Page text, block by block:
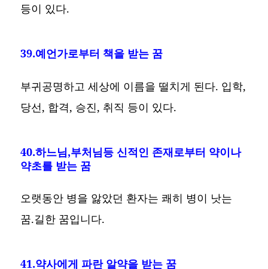
등이 있다.
39.예언가로부터 책을 받는 꿈
부귀공명하고 세상에 이름을 떨치게 된다. 입학,
당선, 합격, 승진, 취직 등이 있다.
40.하느님,부처님등 신적인 존재로부터 약이나
약초를 받는 꿈
오랫동안 병을 앓았던 환자는 쾌히 병이 낫는
꿈.길한 꿈입니다.
41.약사에게 파란 알약을 받는 꿈